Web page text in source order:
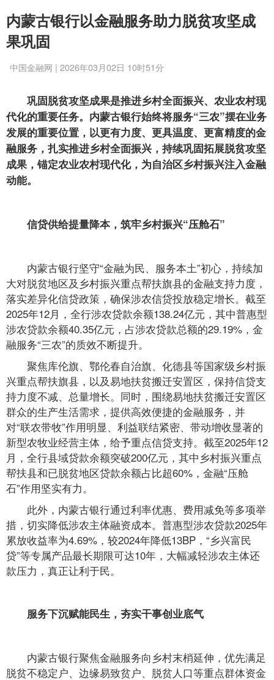
内蒙古银行以金融服务助力脱贫攻坚成
果巩固
中国金融网 | 2026年03月02日 10时51分
巩固脱贫攻坚成果是推进乡村全面振兴、农业农村现
代化的重要任务。内蒙古银行始终将服务“三农”摆在业务
发展的重要位置，以更有力度、更具温度、更富精度的金
融服务，扎实推进乡村全面振兴，持续巩固拓展脱贫攻坚
成果，锚定农业农村现代化，为自治区乡村振兴注入金融
动能。
信贷供给提量降本，筑牢乡村振兴“压舱石”
内蒙古银行坚守“金融为民、服务本土”初心，持续加
大对脱贫地区及乡村振兴重点帮扶旗县的金融支持力度，
落实差异化信贷政策，确保涉农信贷投放稳定增长。截至
2025年12月，全行涉农贷款余额138.24亿元，其中普惠型
涉农贷款余额40.35亿元，占涉农贷款总额的29.19%，金
融服务“三农”的质效不断提升。
聚焦库伦旗、鄂伦春自治旗、化德县等国家级乡村振
兴重点帮扶旗县，以及易地扶贫搬迁安置区，保持信贷支
持力度不减、总量增长。同时，围绕易地扶贫搬迁安置区
群众的生产生活需求，提供高效便捷的金融服务，并
对“联农带牧”作用明显、利益联结紧密、带动增收显著的
新型农牧业经营主体，给予重点信贷支持。截至2025年12
月，全行县域贷款余额突破200亿元，其中乡村振兴重点
帮扶县和已脱贫地区贷款余额占比超60%，金融“压舱
石”作用坚实有力。
此外，内蒙古银行通过利率优惠、费用减免等多项举
措，切实降低涉农主体融资成本。普惠型涉农贷款2025年
累放收益率为4.69%，较2024年降低13BP，“乡兴富民
贷”等专属产品最长期限可达10年，大幅减轻涉农主体还
款压力，真正让利于民。
服务下沉赋能民生，夯实干事创业底气
内蒙古银行聚焦金融服务向乡村末梢延伸，优先满足
脱贫不稳定户、边缘易致贫户、脱贫人口等重点群体资金